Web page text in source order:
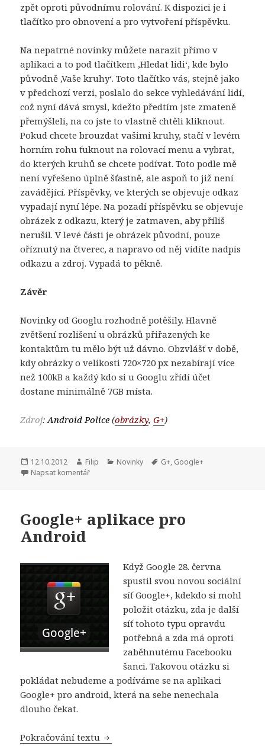
zpět oproti původnímu rolování. K dispozici je i
tlačítko pro obnovení a pro vytvoření příspěvku.
Na nepatrné novinky můžete narazit přímo v
aplikaci a to pod tlačítkem ‚Hledat lidi‘, kde bylo
původně ‚Vaše kruhy‘. Toto tlačítko vás, stejně jako
v předchozí verzi, poslalo do sekce vyhledávání lidí,
což nyní dává smysl, kdežto předtím jste zmateně
přemýšleli, na co jste to vlastně chtěli kliknout.
Pokud chcete brouzdat vašimi kruhy, stačí v levém
horním rohu ťuknout na rolovací menu a vybrat,
do kterých kruhů se chcete podívat. Toto podle mě
není vyřešeno úplně šťastně, ale aspoň to již není
zavádějící. Příspěvky, ve kterých se objevuje odkaz
vypadají nyní lépe. Na pozadí příspěvku se objevuje
obrázek z odkazu, který je zatmaven, aby příliš
nerušil. V levé části je obrázek původní, pouze
oříznutý na čtverec, a napravo od něj vidíte nadpis
odkazu a zdroj. Vypadá to pěkně.
Závěr
Novinky od Googlu rozhodně potěšily. Hlavně
zvětšení rozlišení u obrázků přiřazených ke
kontaktům tu mělo být už dávno. Obzvlášť v době,
kdy obrázky o velikosti 720×720 px nezabírají více
než 100kB a každý kdo si u Googlu zřídí účet
dostane minimálně 7GB místa.
Zdroj:Android Police (obrázky,G+)
Publikováno:
12.10.2012 Autor:
Filip Rubriky:
Novinky Štítky:
G+, Google+
Napsat komentář
Google+ aplikace pro
Android
Když Google 28. června
spustil svou novou sociální
síť Google+, kdekdo si mohl
položit otázku, zda je další
síť tohoto typu opravdu
potřebná a zda má oproti
zaběhnutému Facebooku
šanci. Takovou otázku si
pokládat nebudeme a podíváme se na aplikaci
Google+ pro android, která na sebe nenechala
dlouho čekat.
Pokračování textu Google+ aplikace pro Android